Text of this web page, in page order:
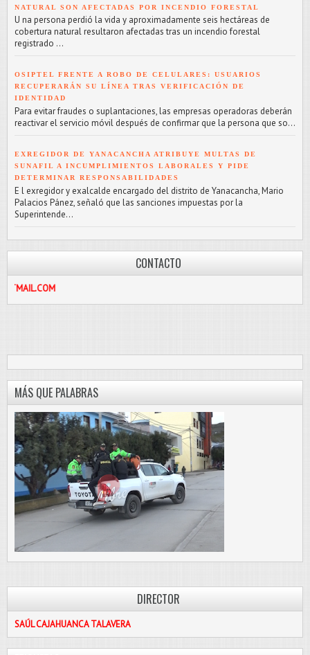
NATURAL SON AFECTADAS POR INCENDIO FORESTAL
U na persona perdió la vida y aproximadamente seis hectáreas de
cobertura natural resultaron afectadas tras un incendio forestal
registrado ...
OSIPTEL FRENTE A ROBO DE CELULARES: USUARIOS
RECUPERARÁN SU LÍNEA TRAS VERIFICACIÓN DE
IDENTIDAD
Para evitar fraudes o suplantaciones, las empresas operadoras deberán
reactivar el servicio móvil después de confirmar que la persona que so...
EXREGIDOR DE YANACANCHA ATRIBUYE MULTAS DE
SUNAFIL A INCUMPLIMIENTOS LABORALES Y PIDE
DETERMINAR RESPONSABILIDADES
E l exregidor y exalcalde encargado del distrito de Yanacancha, Mario
Palacios Pánez, señaló que las sanciones impuestas por la
Superintende...
CONTACTO
MÁS QUE PALABRAS
DIRECTOR
SAÚL CAJAHUANCA TALAVERA